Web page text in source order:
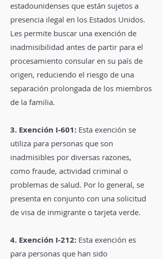
estadounidenses que están sujetos a
presencia ilegal en los Estados Unidos.
Les permite buscar una exención de
inadmisibilidad antes de partir para el
procesamiento consular en su país de
origen, reduciendo el riesgo de una
separación prolongada de los miembros
de la familia.
3. Exención I-601: Esta exención se
utiliza para personas que son
inadmisibles por diversas razones,
como fraude, actividad criminal o
problemas de salud. Por lo general, se
presenta en conjunto con una solicitud
de visa de inmigrante o tarjeta verde.
4. Exención I-212: Esta exención es
para personas que han sido